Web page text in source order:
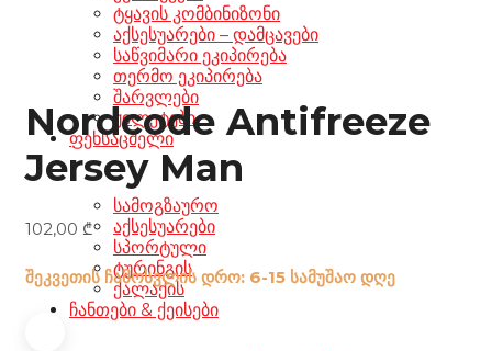
ტყავის კომბინიზონი
აქსესუარები – დამცავები
საწვიმარი ეკიპირება
თერმო ეკიპირება
შარვლები
ჟილეტები
ფეხსაცმელი
სამოგზაურო
აქსესუარები
სპორტული
ტურინგის
ქალაქის
ჩანთები & ქეისები
Nordcode Antifreeze
Jersey Man
102,00 ₾
შეკვეთის ჩამოსვლის დრო: 6-15 სამუშაო დღე